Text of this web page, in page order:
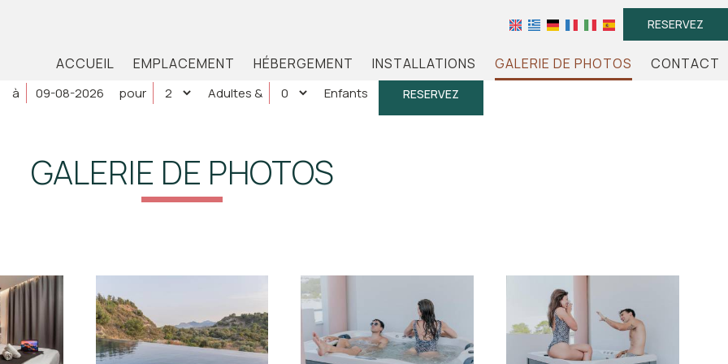
RESERVEZ
ACCUEIL EMPLACEMENT HÉBERGEMENT INSTALLATIONS GALERIE DE PHOTOS CONTACT
à pour Adultes & Enfants RESERVEZ
GALERIE DE PHOTOS